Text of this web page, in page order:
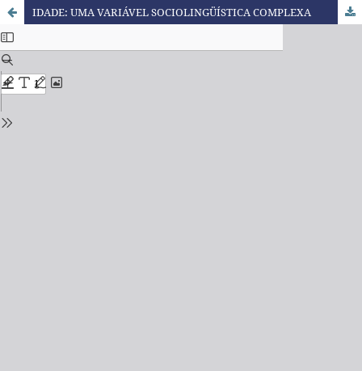
IDADE: UMA VARIÁVEL SOCIOLINGÜÍSTICA COMPLEXA